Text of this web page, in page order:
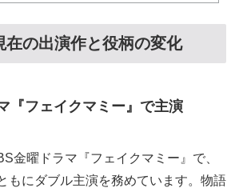
在の出演作と役柄の変化
『フェイクマミー』で主演
金曜ドラマ『フェイクマミー』で、
もにダブル主演を務めています。物語